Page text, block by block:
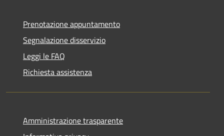
Prenotazione appuntamento
Segnalazione disservizio
Leggi le FAQ
Richiesta assistenza
Amministrazione trasparente